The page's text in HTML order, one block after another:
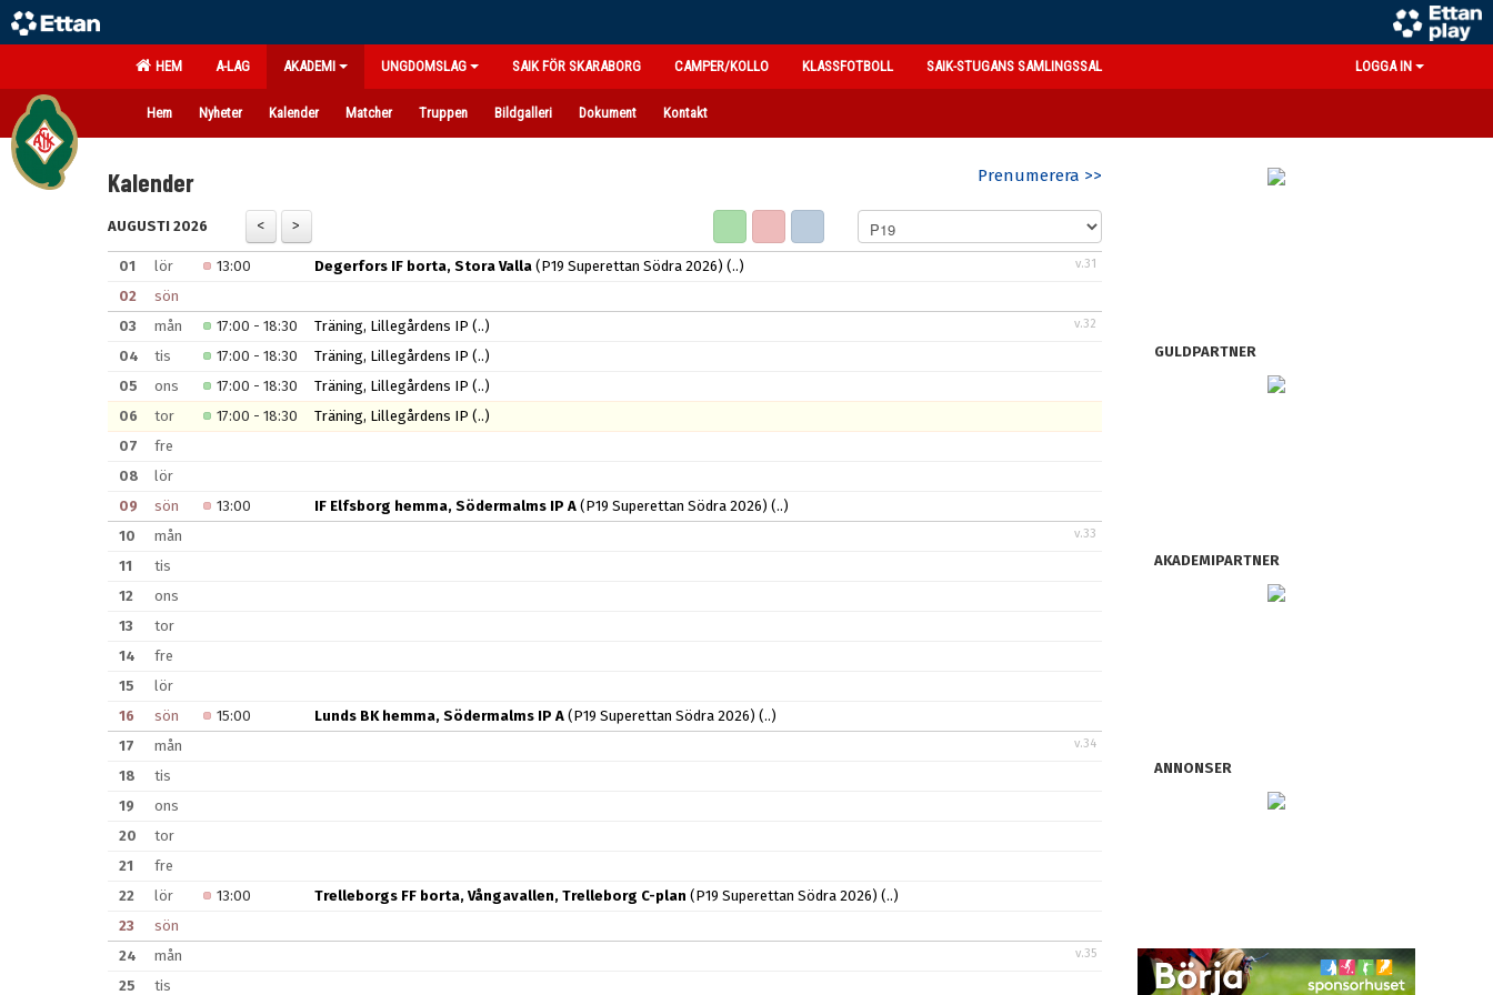
HEM A-LAG AKADEMI UNGDOMSLAG SAIK FÖR SKARABORG CAMPER/KOLLO KLASSFOTBOLL SAIK-STUGANS SAMLINGSSAL LOGGA IN
Hem Nyheter Kalender Matcher Truppen Bildgalleri Dokument Kontakt
Prenumerera >>
Kalender
AUGUSTI 2026
v.31
01 lör 13:00 Degerfors IF borta, Stora Valla (P19 Superettan Södra 2026) (..)
02
sön
v.32
03 mån 17:00 - 18:30 Träning, Lillegårdens IP (..)
04
tis 17:00 - 18:30 Träning, Lillegårdens IP (..)
05
ons 17:00 - 18:30 Träning, Lillegårdens IP (..)
06
tor 17:00 - 18:30 Träning, Lillegårdens IP (..)
07
fre
08
lör
09
sön 13:00 IF Elfsborg hemma, Södermalms IP A (P19 Superettan Södra 2026) (..)
v.33
10
mån
11
tis
12
ons
13
tor
14
fre
15
lör
16
sön 15:00 Lunds BK hemma, Södermalms IP A (P19 Superettan Södra 2026) (..)
v.34
17
mån
18
tis
19
ons
20
tor
21
fre
22
lör 13:00 Trelleborgs FF borta, Vångavallen, Trelleborg C-plan (P19 Superettan Södra 2026) (..)
23
sön
v.35
24
mån
25
tis
GULDPARTNER
AKADEMIPARTNER
ANNONSER